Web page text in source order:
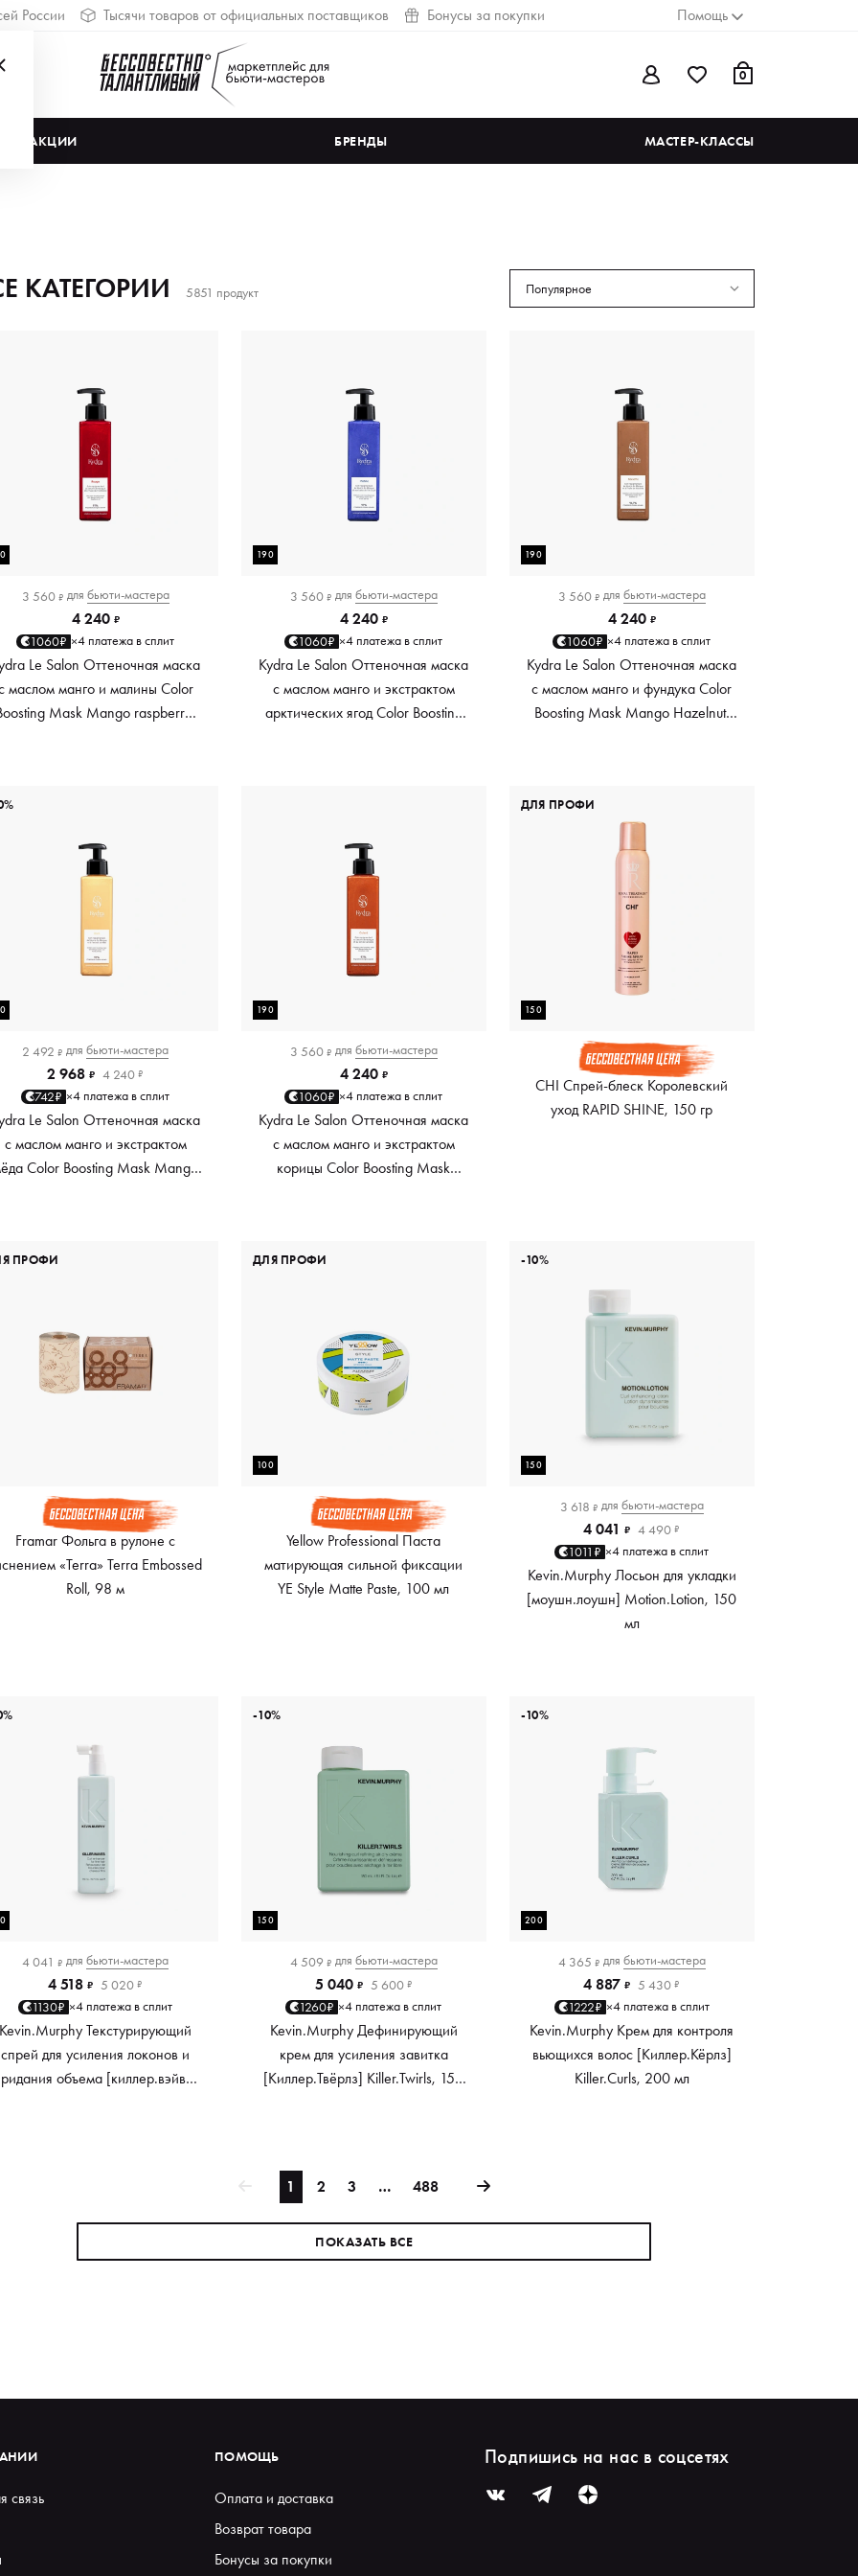
России Тысячи товаров от официальных поставщиков Бонусы за покупки Помощь
0
АКЦИИ БРЕНДЫ МАСТЕР-КЛАССЫ
КАТЕГОРИИ 5851 продукт Популярное
3 560 ₽ для бьюти-мастера
4 240 ₽
1060₽ ×4 платежа в сплит
Le Salon Оттеночная маска
маслом манго и малины Color
Mask Mango raspberry,
190
3 560 ₽ для бьюти-мастера
4 240 ₽
1060₽ ×4 платежа в сплит
Kydra Le Salon Оттеночная маска
с маслом манго и экстрактом
арктических ягод Color Boosting
190
3 560 ₽ для бьюти-мастера
4 240 ₽
1060₽ ×4 платежа в сплит
Kydra Le Salon Оттеночная маска
с маслом манго и фундука Color
Boosting Mask Mango Hazelnut,
2 492 ₽ для бьюти-мастера
2 968 ₽ 4 240 ₽
742₽ ×4 платежа в сплит
Le Salon Оттеночная маска
с маслом манго и экстрактом
Color Boosting Mask Mango
190
3 560 ₽ для бьюти-мастера
4 240 ₽
1060₽ ×4 платежа в сплит
Kydra Le Salon Оттеночная маска
с маслом манго и экстрактом
корицы Color Boosting Mask
150
CHI Спрей-блеск Королевский
уход RAPID SHINE, 150 гр
ДЛЯ ПРОФИ
Framar Фольга в рулоне с
«Terra» Terra Embossed
Roll, 98 м
ПРОФИ
100
Yellow Professional Паста
матирующая сильной фиксации
YE Style Matte Paste, 100 мл
ДЛЯ ПРОФИ
150
3 618 ₽ для бьюти-мастера
4 041 ₽ 4 490 ₽
1011₽ ×4 платежа в сплит
Kevin.Murphy Лосьон для укладки
[моушн.лоушн] Motion.Lotion, 150
мл
-10%
4 041 ₽ для бьюти-мастера
4 518 ₽ 5 020 ₽
1130₽ ×4 платежа в сплит
Kevin.Murphy Текстурирующий
спрей для усиления локонов и
объема [киллер.вэйвс]
150
4 509 ₽ для бьюти-мастера
5 040 ₽ 5 600 ₽
1260₽ ×4 платежа в сплит
Kevin.Murphy Дефинирующий
крем для усиления завитка
[Киллер.Твёрлз] Killer.Twirls, 150
-10%
200
4 365 ₽ для бьюти-мастера
4 887 ₽ 5 430 ₽
1222₽ ×4 платежа в сплит
Kevin.Murphy Крем для контроля
вьющихся волос [Киллер.Кёрлз]
Killer.Curls, 200 мл
-10%
1 2 3 … 488
ПОКАЗАТЬ ВСЕ
связь
ПОМОЩЬ
Оплата и доставка
Возврат товара
Бонусы за покупки
Подпишись на нас в соцсетях